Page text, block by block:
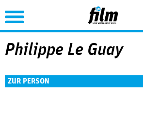
Jump to Navigation
Philippe Le Guay
ZUR PERSON